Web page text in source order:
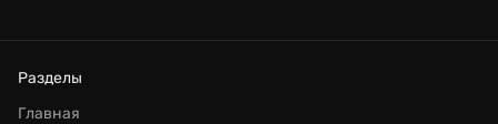
Разделы
Главная